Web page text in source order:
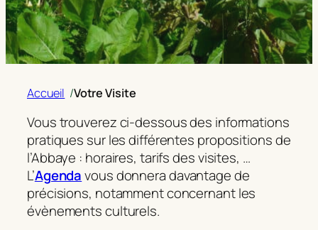
Accueil /Votre Visite
Vous trouverez ci-dessous des informations
pratiques sur les différentes propositions de
l’Abbaye : horaires, tarifs des visites, …
L’Agendavous donnera davantage de
précisions, notamment concernant les
évènements culturels.